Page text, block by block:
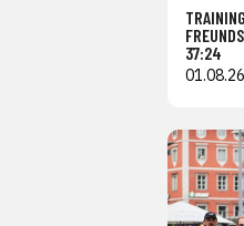
37:24
01.08.26